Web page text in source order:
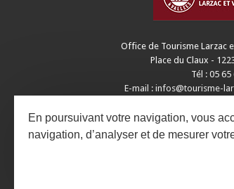
Office de Tourisme Larzac
Place du Claux -
Tél : 05
E-mail : infos@tourisme-
CONTACTEZ-
En poursuivant votre navigation, vous
navigation, d’analyser et de mesurer